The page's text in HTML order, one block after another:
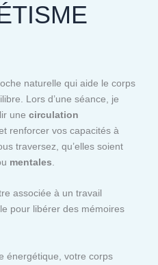
naturelle qui aide le corps
Lors d’une séance, je
une circulation
renforcer vos capacités à
traversez, qu’elles soient
mentales
associée à un travail
pour libérer des mémoires
énergétique, votre corps